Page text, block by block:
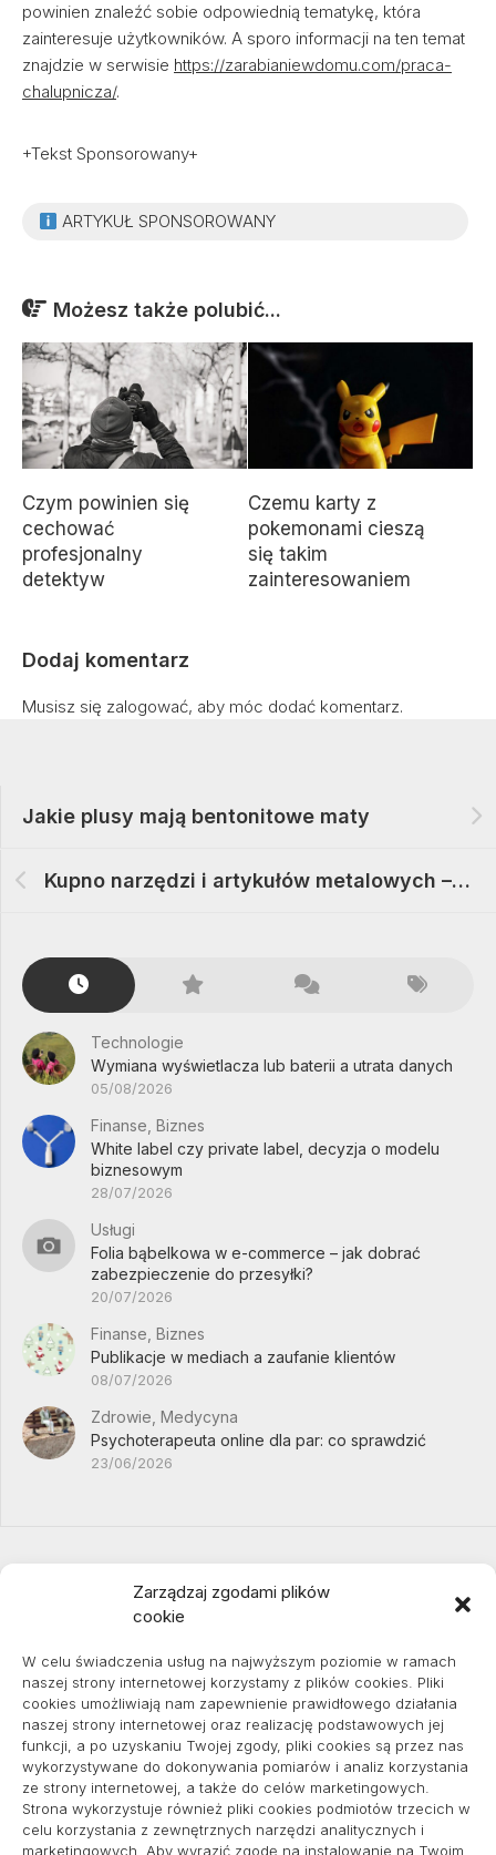
Zarządzaj zgodami plików
cookie
W celu świadczenia usług na najwyższym poziomie w ramach
naszej strony internetowej korzystamy z plików cookies. Pliki
cookies umożliwiają nam zapewnienie prawidłowego działania
naszej strony internetowej oraz realizację podstawowych jej
funkcji, a po uzyskaniu Twojej zgody, pliki cookies są przez nas
wykorzystywane do dokonywania pomiarów i analiz korzystania
ze strony internetowej, a także do celów marketingowych.
Strona wykorzystuje również pliki cookies podmiotów trzecich w
celu korzystania z zewnętrznych narzędzi analitycznych i
marketingowych. Aby wyrazić zgodę na instalowanie na Twoim
powinien znaleźć sobie odpowiednią tematykę, która
zainteresuje użytkowników. A sporo informacji na ten temat
znajdzie w serwisie https://zarabianiewdomu.com/praca-
chalupnicza/.
+Tekst Sponsorowany+
ARTYKUŁ SPONSOROWANY
Możesz także polubić...
Czym powinien się
cechować
profesjonalny
detektyw
Czemu karty z
pokemonami cieszą
się takim
zainteresowaniem
Dodaj komentarz
Musisz się zalogować, aby móc dodać komentarz.
Jakie plusy mają bentonitowe maty
Kupno narzędzi i artykułów metalowych – gdzie najlepiej
Technologie
Wymiana wyświetlacza lub baterii a utrata danych
05/08/2026
Finanse, Biznes
White label czy private label, decyzja o modelu
biznesowym
28/07/2026
Usługi
Folia bąbelkowa w e-commerce – jak dobrać
zabezpieczenie do przesyłki?
20/07/2026
Finanse, Biznes
Publikacje w mediach a zaufanie klientów
08/07/2026
Zdrowie, Medycyna
Psychoterapeuta online dla par: co sprawdzić
23/06/2026
pozycjonowanie lokalne
Informacje